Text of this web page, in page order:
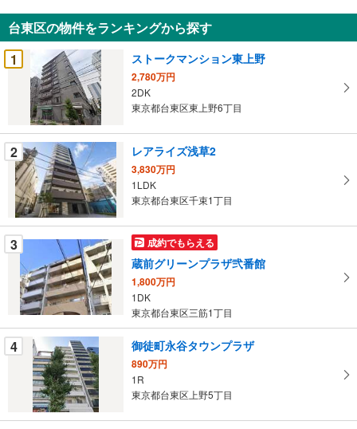
知
を
受
け
条
件
を
マ
イ
ペ
ー
す
る
台東区の物件をランキングから探す
1
ストークマンション東上野
2,780万円
2DK
東京都台東区東上野6丁目
2 レアライズ浅草2
3,830万円
1LDK
東京都台東区千束1丁目
3 成約でもらえる
蔵前グリーンプラザ弐番館
1,800万円
1DK
東京都台東区三筋1丁目
4 御徒町永谷タウンプラザ
890万円
1R
東京都台東区上野5丁目